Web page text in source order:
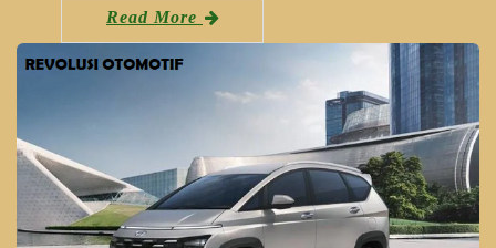
Read More